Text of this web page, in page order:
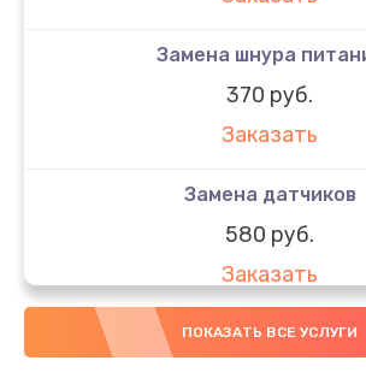
Замена шнура
370 руб.
Заказать
Замена датчиков
580 руб.
Заказать
Комплексная чистка
ПОКАЗАТЬ ВСЕ УСЛУГИ